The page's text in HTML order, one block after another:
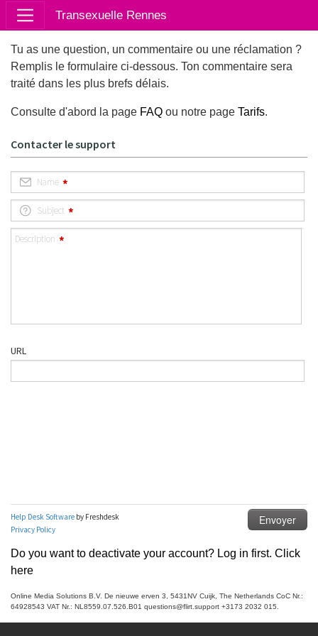
Transexuelle Rennes
Tu as une question, un commentaire ou une réclamation ?
Remplis le formulaire ci-dessous. Ton commentaire sera
traité dans les plus brefs délais.
Consulte d'abord la page FAQ ou notre page Tarifs.
Do you want to deactivate your account? Log in first. Click
here
Online Media Solutions B.V. De nieuwe erven 3, 5431NV Cuijk, The Netherlands CoC Nr.:
64928543 VAT Nr.: NL8559.07.526.B01 questions@flirt.support +3173 2032 015.